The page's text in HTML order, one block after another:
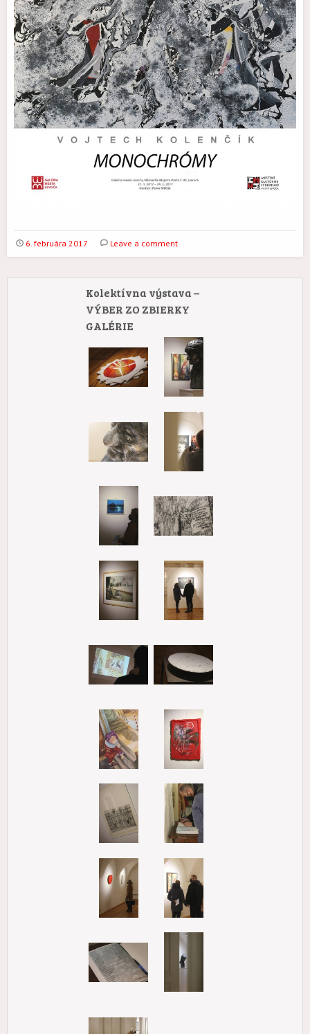
6. februára 2017 Leave a comment
Kolektívna výstava –
VÝBER ZO ZBIERKY
GALÉRIE